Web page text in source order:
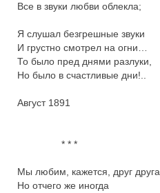
Все в звуки любви облекла;
Я слушал безгрешные звуки
И грустно смотрел на огни…
То было пред днями разлуки,
Но было в счастливые дни!..
Август 1891
                * * *
Мы любим, кажется, друг друга,
Но отчего же иногда